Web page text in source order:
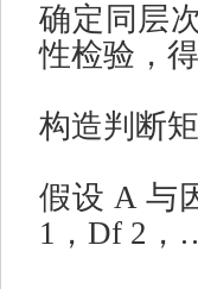
确定同层
性检验，
构造判断
假设 A与
1 ， Df 2 ，